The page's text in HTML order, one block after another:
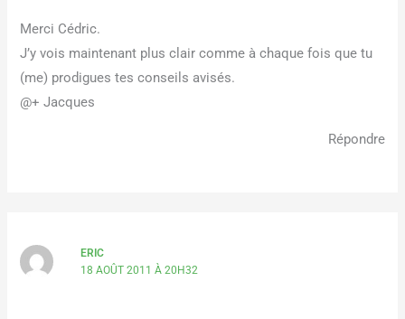
Merci Cédric.
J’y vois maintenant plus clair comme à chaque fois que tu
(me) prodigues tes conseils avisés.
@+ Jacques
Répondre
ERIC
18 AOÛT 2011 À 20H32